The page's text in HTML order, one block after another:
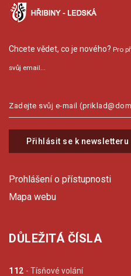
Chcete vědet, co je nového? Pro
svůj email...
Přihlásit se k newsletteru
Prohlášení o přístupnosti
Mapa webu
DŮLEŽITÁ ČÍSLA
112 - Tísňové volání